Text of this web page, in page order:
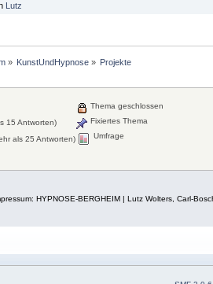
Lutz
» KunstUndHypnose» Projekte
15 Antworten)
als 25 Antworten)
Thema geschlossen
Fixiertes Thema
Umfrage
HYPNOSE-BERGHEIM | Lutz Wolters, Carl-